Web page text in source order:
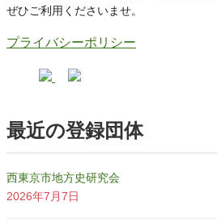
ぜひご利用くださいませ。
プライバシーポリシー
最近の登録団体
西東京市地方史研究会
2026年7月7日